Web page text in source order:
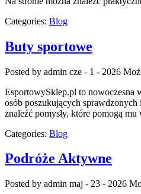
Categories: Blog
Buty sportowe
Posted by admin cze - 1 - 2026
EsportowySklep.pl to nowoczesna
osób poszukujących
znaleźć pomysły, które pomogą
Categories: Blog
Podróże Aktywne
Posted by admin maj - 23 - 2026